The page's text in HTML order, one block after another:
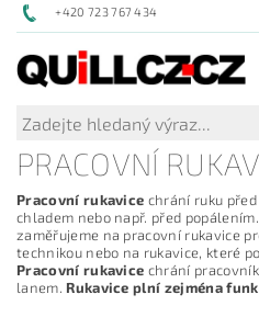
+420 723 767 434
PRACOVNÍ
Pracovní rukavice chrání ruku
chladem nebo např. před
zaměřujeme na pracovní rukavice
technikou nebo na rukavice, které
Pracovní rukavice chrání
lanem.Rukavice plní zejména